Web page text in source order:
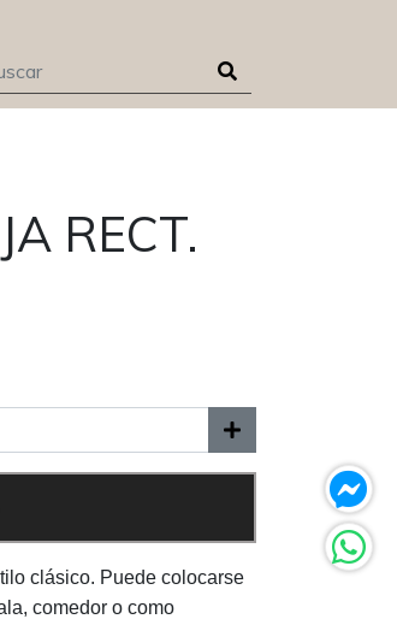
RECT.
clásico. Puede colocarse
comedor o como